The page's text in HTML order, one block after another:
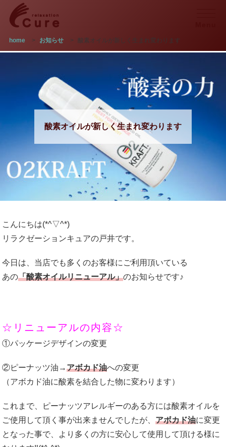
home > お知らせ > 酸素オイルが新しく生まれ変わります
酸素オイルが新しく生まれ変わります
こんにちは(*^▽^*)
リラクゼーションキュアの戸井です。
今日は、当店でも多くのお客様にご利用頂いている
あの「酸素オイルリニューアル」のお知らせです♪
☆リニューアルの内容☆
①パッケージデザインの変更
②ピーナッツ油→アボカド油への変更
（アボカド油に酸素を結合した物に変わります）
これまで、ピーナッツアレルギーのある方には酸素オイルを
ご使用して頂く事が出来ませんでしたが、アボカド油に変更
となった事で、より多くの方に安心して使用して頂ける様に